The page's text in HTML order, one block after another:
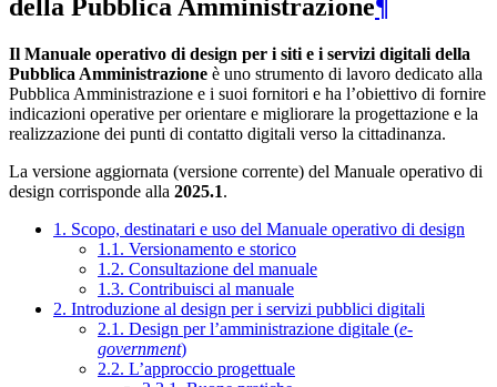
della Pubblica Amministrazione¶
Il Manuale operativo di design per i siti e i servizi digitali della
Pubblica Amministrazione è uno strumento di lavoro dedicato alla
Pubblica Amministrazione e i suoi fornitori e ha l’obiettivo di fornire
indicazioni operative per orientare e migliorare la progettazione e la
realizzazione dei punti di contatto digitali verso la cittadinanza.
La versione aggiornata (versione corrente) del Manuale operativo di
design corrisponde alla 2025.1.
1. Scopo, destinatari e uso del Manuale operativo di design
1.1. Versionamento e storico
1.2. Consultazione del manuale
1.3. Contribuisci al manuale
2. Introduzione al design per i servizi pubblici digitali
2.1. Design per l’amministrazione digitale (e-
government)
2.2. L’approccio progettuale